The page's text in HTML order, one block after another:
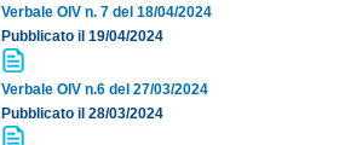
Verbale OIV n. 7 del 18/04/2024
Pubblicato il 19/04/2024
Verbale OIV n.6 del 27/03/2024
Pubblicato il 28/03/2024